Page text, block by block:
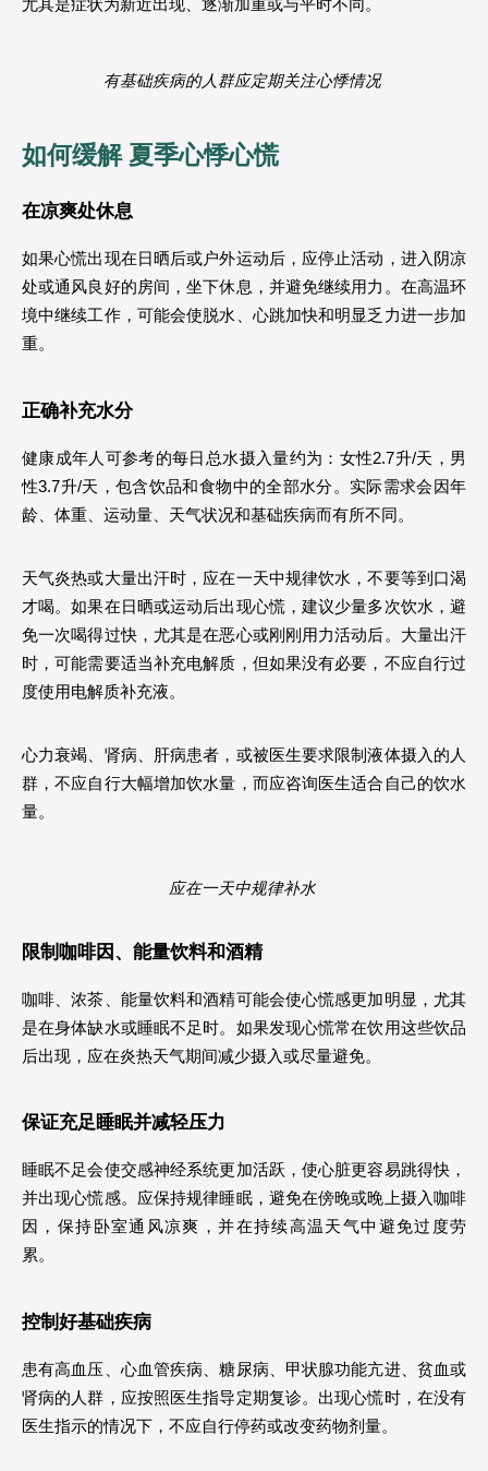
尤其是症状为新近出现、逐渐加重或与平时不同。
有基础疾病的人群应定期关注心悸情况
如何缓解 夏季心悸心慌
在凉爽处休息
如果心慌出现在日晒后或户外运动后，应停止活动，进入阴凉
处或通风良好的房间，坐下休息，并避免继续用力。在高温环
境中继续工作，可能会使脱水、心跳加快和明显乏力进一步加
重。
正确补充水分
健康成年人可参考的每日总水摄入量约为：女性2.7升/天，男
性3.7升/天，包含饮品和食物中的全部水分。实际需求会因年
龄、体重、运动量、天气状况和基础疾病而有所不同。
天气炎热或大量出汗时，应在一天中规律饮水，不要等到口渴
才喝。如果在日晒或运动后出现心慌，建议少量多次饮水，避
免一次喝得过快，尤其是在恶心或刚刚用力活动后。大量出汗
时，可能需要适当补充电解质，但如果没有必要，不应自行过
度使用电解质补充液。
心力衰竭、肾病、肝病患者，或被医生要求限制液体摄入的人
群，不应自行大幅增加饮水量，而应咨询医生适合自己的饮水
量。
应在一天中规律补水
限制咖啡因、能量饮料和酒精
咖啡、浓茶、能量饮料和酒精可能会使心慌感更加明显，尤其
是在身体缺水或睡眠不足时。如果发现心慌常在饮用这些饮品
后出现，应在炎热天气期间减少摄入或尽量避免。
保证充足睡眠并减轻压力
睡眠不足会使交感神经系统更加活跃，使心脏更容易跳得快，
并出现心慌感。应保持规律睡眠，避免在傍晚或晚上摄入咖啡
因，保持卧室通风凉爽，并在持续高温天气中避免过度劳
累。
控制好基础疾病
患有高血压、心血管疾病、糖尿病、甲状腺功能亢进、贫血或
肾病的人群，应按照医生指导定期复诊。出现心慌时，在没有
医生指示的情况下，不应自行停药或改变药物剂量。